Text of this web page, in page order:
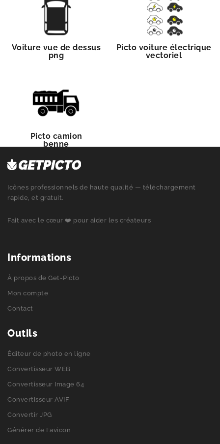
Voiture vue de dessus
png
Picto voiture électrique
vectoriel
Picto camion
benne
Icônes professionnels de haute qualité — téléchargement
rapide, et gratuit.
Fait avec le cœur ❤️ pour aider les créateurs
Informations
À propos de Get-Picto
Mon compte
Contact
Outils
Éditeur de photo en ligne
Convertisseur WEB
Convertisseur Image 64
Convertisseur AVIF
Convertir JPG
Générer de Favicon